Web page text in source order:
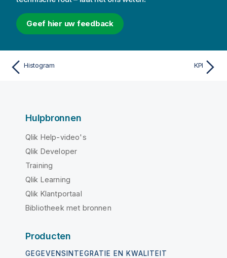
Geef hier uw feedback
Histogram KPI
Hulpbronnen
Qlik Help-video's
Qlik Developer
Training
Qlik Learning
Qlik Klantportaal
Bibliotheek met bronnen
Producten
GEGEVENSINTEGRATIE EN KWALITEIT